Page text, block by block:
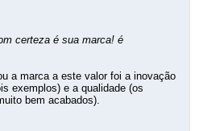
certeza é sua marca! é
a marca a este valor foi a inovação
exemplos) e a qualidade (os
bem acabados).